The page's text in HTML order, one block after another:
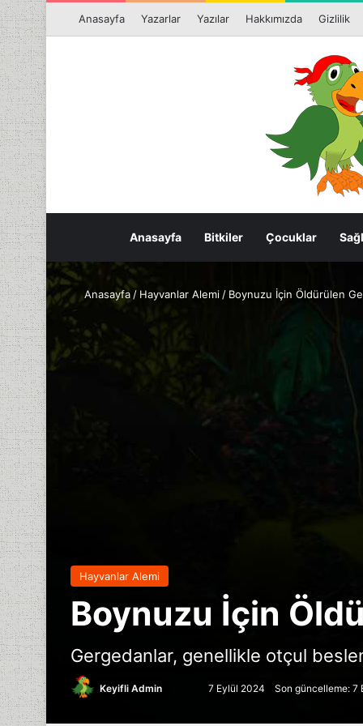
Anasayfa Yazarlar Yazılar Hakkımızda Gizlilik
Anasayfa Bitkiler Çocuklar
Anasayfa / Hayvanlar Alemi / Boynuzu İçin Öldürülen
Hayvanlar Alemi
Boynuzu İçin
Gergedanlar, genellikle otçul
Keyifli Admin 7 Eylül 2024 Son güncelleme: 7